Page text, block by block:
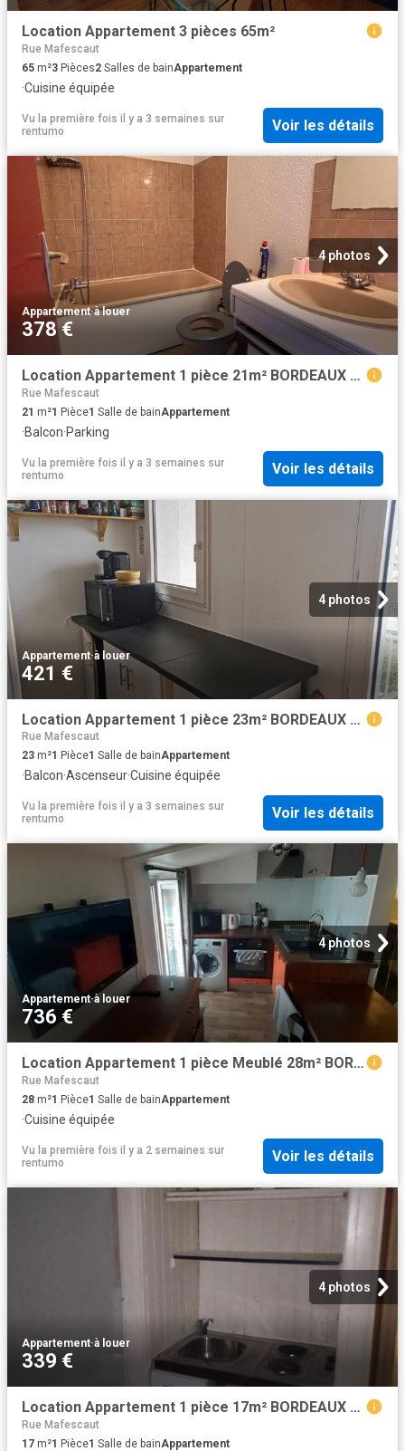
Location Appartement 3 pièces 65m²
Rue Mafescaut
65 m²3 Pièces2 Salles de bainAppartement
·Cuisine équipée
Vu la première fois il y a 3 semaines sur
rentumo
Voir les détails
4 photos
Appartement·à louer
378 €
Location Appartement 1 pièce 21m² BORDEAUX 33000
Rue Mafescaut
21 m²1 Pièce1 Salle de bainAppartement
·Balcon·Parking
Vu la première fois il y a 3 semaines sur
rentumo
Voir les détails
4 photos
Appartement·à louer
421 €
Location Appartement 1 pièce 23m² BORDEAUX 33000
Rue Mafescaut
23 m²1 Pièce1 Salle de bainAppartement
·Balcon·Ascenseur·Cuisine équipée
Vu la première fois il y a 3 semaines sur
rentumo
Voir les détails
4 photos
Appartement·à louer
736 €
Location Appartement 1 pièce Meublé 28m² BORDEAUX 33000
Rue Mafescaut
28 m²1 Pièce1 Salle de bainAppartement
·Cuisine équipée
Vu la première fois il y a 2 semaines sur
rentumo
Voir les détails
4 photos
Appartement·à louer
339 €
Location Appartement 1 pièce 17m² BORDEAUX 33000
Rue Mafescaut
17 m²1 Pièce1 Salle de bainAppartement